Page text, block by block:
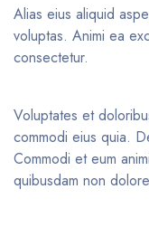
Alias eius aliquid
voluptas. Animi ea
consectetur.
Voluptates et
commodi eius quia.
Commodi et eum
quibusdam non